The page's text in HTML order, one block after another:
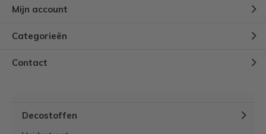
Mijn account
Categorieën
Contact
Decostoffen